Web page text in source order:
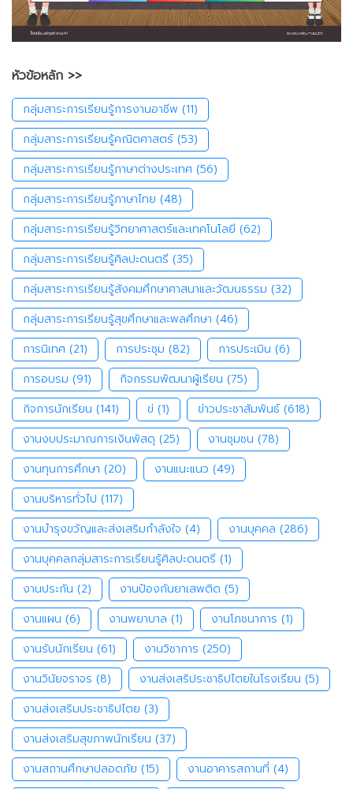
หัวข้อหลัก >>
กลุ่มสาระการเรียนรู้การงานอาชีพ (11)
กลุ่มสาระการเรียนรู้คณิตศาสตร์ (53)
กลุ่มสาระการเรียนรู้ภาษาต่างประเทศ (56)
กลุ่มสาระการเรียนรู้ภาษาไทย (48)
กลุ่มสาระการเรียนรู้วิทยาศาสตร์และเทคโนโลยี (62)
กลุ่มสาระการเรียนรู้ศิลปะดนตรี (35)
กลุ่มสาระการเรียนรู้สังคมศึกษาศาสนาและวัฒนธรรม (32)
กลุ่มสาระการเรียนรู้สุขศึกษาและพลศึกษา (46)
การนิเทศ (21) การประชุม (82) การประเมิน (6)
การอบรม (91) กิจกรรมพัฒนาผู้เรียน (75)
กิจการนักเรียน (141) ข่ (1) ข่าวประชาสัมพันธ์ (618)
งานงบประมาณการเงินพัสดุ (25) งานชุมชน (78)
งานทุนการศึกษา (20) งานแนะแนว (49)
งานบริหารทั่วไป (117)
งานบำรุงขวัญและส่งเสริมกำลังใจ (4) งานบุคคล (286)
งานบุคคลกลุ่มสาระการเรียนรู้ศิลปะดนตรี (1)
งานประกัน (2) งานป้องกันยาเสพติด (5)
งานแผน (6) งานพยาบาล (1) งานโภชนาการ (1)
งานรับนักเรียน (61) งานวิชาการ (250)
งานวินัยจราจร (8) งานส่งเสริประชาธิปไตยในโรงเรียน (5)
งานส่งเสริมประชาธิปไตย (3)
งานส่งเสริมสุขภาพนักเรียน (37)
งานสถานศึกษาปลอดภัย (15) งานอาคารสถานที่ (4)